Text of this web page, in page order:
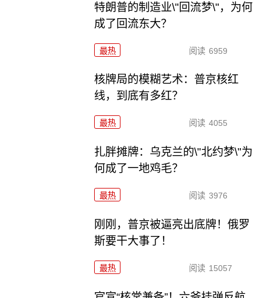
特朗普的制造业\"回流梦\"，为何
成了回流东大？
最热 阅读 6959
核牌局的模糊艺术：普京核红
线，到底有多红？
最热 阅读 4055
扎胖摊牌：乌克兰的\"北约梦\"为
何成了一地鸡毛？
最热 阅读 3976
刚刚，普京被逼亮出底牌！俄罗
斯要干大事了！
最热 阅读 15057